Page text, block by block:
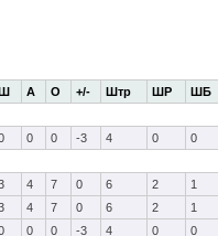
А О +/- Штр ШР ШБ
0 0 -3 4 0
0
4 7 0 6 2
1
4 7 0 6 2
1
0 0 -3 4 0
0